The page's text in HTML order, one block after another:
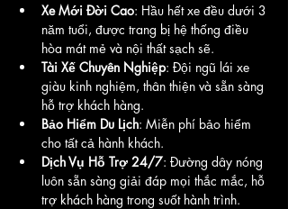
Xe Mới Đời Cao: Hầu hết xe đều dưới 3
năm tuổi, được trang bị hệ thống điều
hòa mát mẻ và nội thất sạch sẽ.
Tài Xế Chuyên Nghiệp: Đội ngũ lái xe
giàu kinh nghiệm, thân thiện và sẵn sàng
hỗ trợ khách hàng.
Bảo Hiểm Du Lịch: Miễn phí bảo hiểm
cho tất cả hành khách.
Dịch Vụ Hỗ Trợ 24/7: Đường dây nóng
luôn sẵn sàng giải đáp mọi thắc mắc, hỗ
trợ khách hàng trong suốt hành trình.